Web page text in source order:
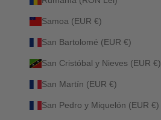
Samoa (EUR €)
San Bartolomé (EUR €)
San Cristóbal y Nieves (EUR €)
San Martín (EUR €)
San Pedro y Miquelón (EUR €)